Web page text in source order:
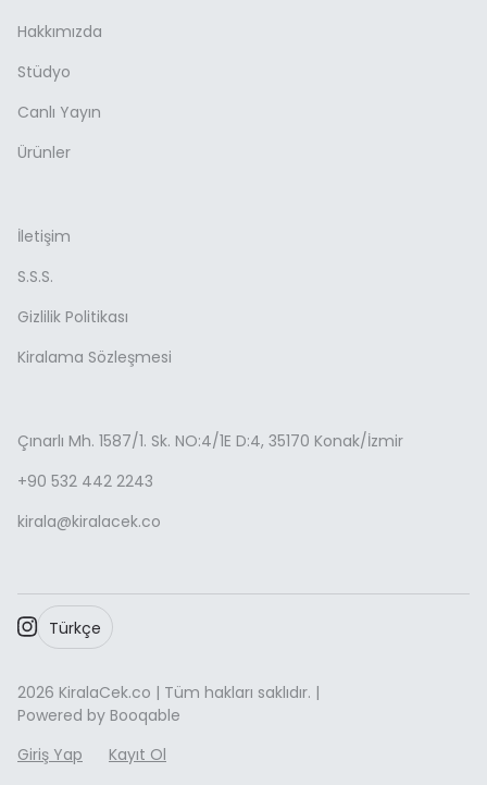
Hakkımızda
Stüdyo
Canlı Yayın
Ürünler
İletişim
S.S.S.
Gizlilik Politikası
Kiralama Sözleşmesi
Çınarlı Mh. 1587/1. Sk. NO:4/1E D:4, 35170 Konak/İzmir
+90 532 442 2243
kirala@kiralacek.co
2026 KiralaCek.co | Tüm hakları saklıdır. |
Powered by Booqable
Giriş Yap
Kayıt Ol
Türkçe